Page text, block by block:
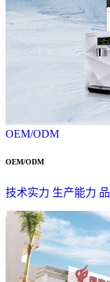
OEM/ODM
OEM/ODM
技术实力 生产能力